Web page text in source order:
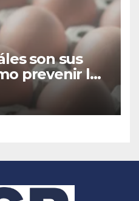
son sus
prevenir las